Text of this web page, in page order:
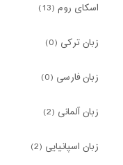
اسکای روم (13)
زبان ترکی (0)
زبان فارسی (0)
زبان آلمانی (2)
زبان اسپانیایی (2)